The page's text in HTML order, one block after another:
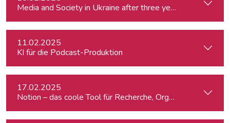
Media and Society in Ukraine after three years of war.
11.02.2025
KI für die Podcast-Produktion
17.02.2025
Notion – das coole Tool für Recherche, Organisation &